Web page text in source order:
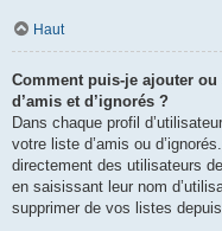
Haut
Comment puis-je ajouter
d’amis et d’ignorés ?
Dans chaque profil
votre liste d’amis ou
directement des utilisateurs
en saisissant leur nom
supprimer de vos listes